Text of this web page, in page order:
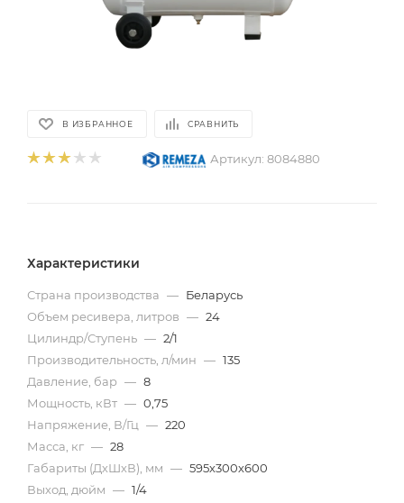
В ИЗБРАННОЕ СРАВНИТЬ
Артикул: 8084880
Характеристики
Страна производства — Беларусь
Объем ресивера, литров — 24
Цилиндр/Ступень — 2/1
Производительность, л/мин — 135
Давление, бар — 8
Мощность, кВт — 0,75
Напряжение, В/Гц — 220
Масса, кг — 28
Габариты (ДхШхВ), мм — 595х300х600
Выход, дюйм — 1/4